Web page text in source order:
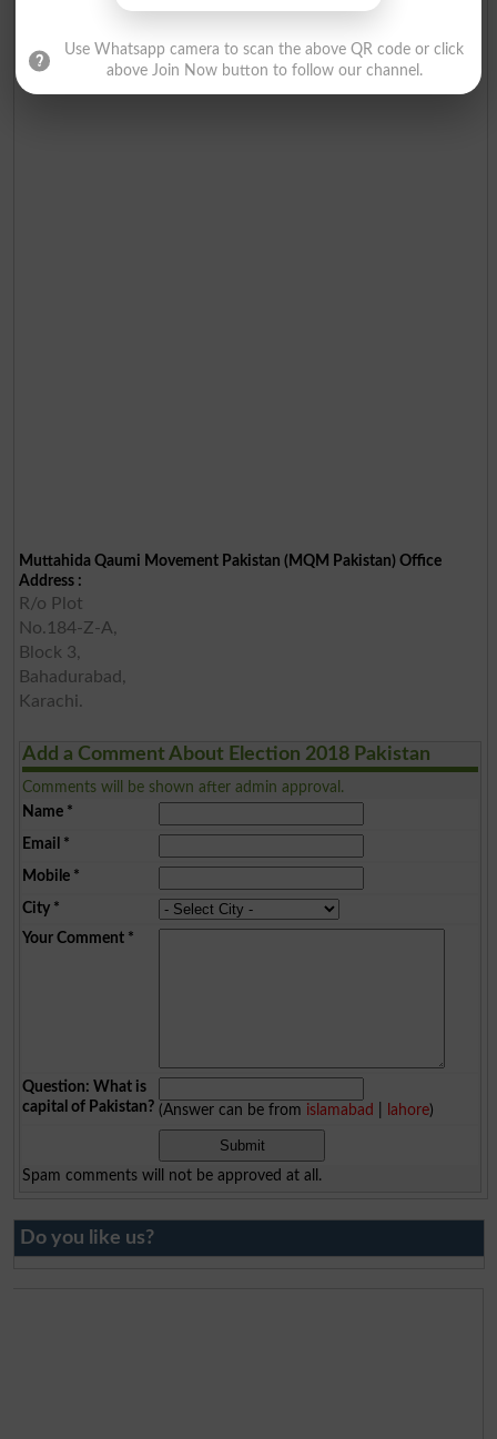
Muttahida Qaumi Movement Pakistan (MQM Pakistan) Office
Address :
R/o Plot
No.184-Z-A,
Block 3,
Bahadurabad,
Karachi.
Add a Comment About Election 2018 Pakistan
Comments will be shown after admin approval.
Name *
Email *
Mobile *
City *
Your Comment *
Question: What is
capital of Pakistan? (Answer can be from islamabad lahore)
Spam comments will not be approved at all.
Do you like us?
Use Whatsapp camera to scan the above QR code or click
above Join Now button to follow our channel.